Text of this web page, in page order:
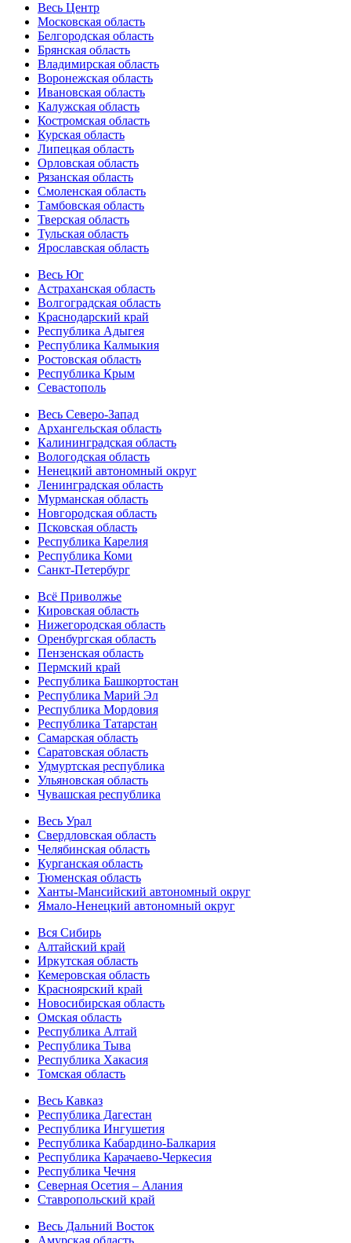
Весь Центр
Московская область
Белгородская область
Брянская область
Владимирская область
Воронежская область
Ивановская область
Калужская область
Костромская область
Курская область
Липецкая область
Орловская область
Рязанская область
Смоленская область
Тамбовская область
Тверская область
Тульская область
Ярославская область
Весь Юг
Астраханская область
Волгоградская область
Краснодарский край
Республика Адыгея
Республика Калмыкия
Ростовская область
Республика Крым
Севастополь
Весь Северо-Запад
Архангельская область
Калининградская область
Вологодская область
Ненецкий автономный округ
Ленинградская область
Мурманская область
Новгородская область
Псковская область
Республика Карелия
Республика Коми
Санкт-Петербург
Всё Приволжье
Кировская область
Нижегородская область
Оренбургская область
Пензенская область
Пермский край
Республика Башкортостан
Республика Марий Эл
Республика Мордовия
Республика Татарстан
Самарская область
Саратовская область
Удмуртская республика
Ульяновская область
Чувашская республика
Весь Урал
Свердловская область
Челябинская область
Курганская область
Тюменская область
Ханты-Мансийский автономный округ
Ямало-Ненецкий автономный округ
Вся Сибирь
Алтайский край
Иркутская область
Кемеровская область
Красноярский край
Новосибирская область
Омская область
Республика Алтай
Республика Тыва
Республика Хакасия
Томская область
Весь Кавказ
Республика Дагестан
Республика Ингушетия
Республика Кабардино-Балкария
Республика Карачаево-Черкесия
Республика Чечня
Северная Осетия – Алания
Ставропольский край
Весь Дальний Восток
Амурская область